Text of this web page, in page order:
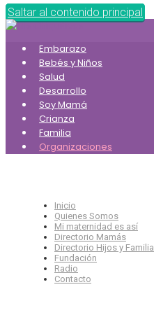
Saltar al contenido principal
Embarazo
Bebés y Niños
Salud
Desarrollo
Soy Mamá
Crianza
Familia
Organizaciones
Inicio
Quienes Somos
Mi maternidad es así
Directorio Mamás
Directorio Hijos y Familia
Fundación
Radio
Contacto